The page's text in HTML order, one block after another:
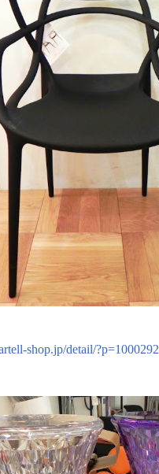
shop.jp/detail/?p=1000292